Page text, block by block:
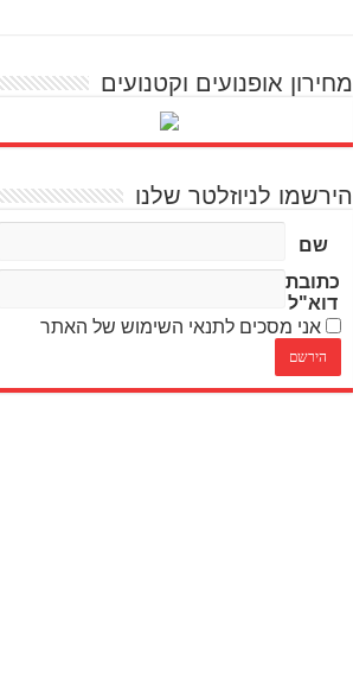
מחירון אופנועים וקטנועים
הירשמו לניוזלטר שלנו
שם
כתובת
דוא"ל
אני מסכים לתנאי השימוש של האתר